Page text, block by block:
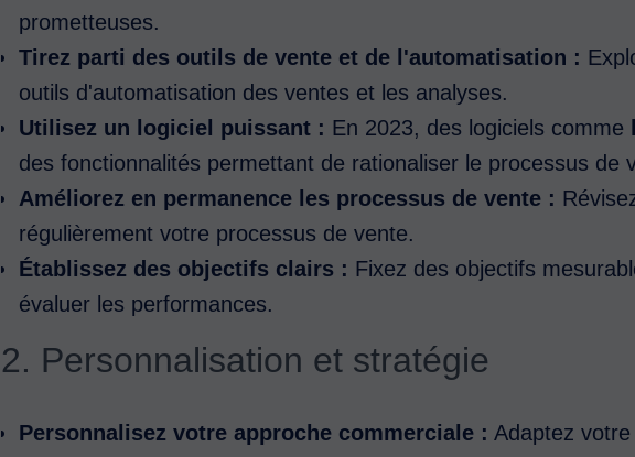
prometteuses.
Tirez parti des outils de vente et de l'automatisation :
outils d'automatisation des ventes et les analyses.
Utilisez un logiciel puissant : En 2023, des logiciels comme
des fonctionnalités permettant de rationaliser le processus de
Améliorez en permanence les processus de vente :
régulièrement votre processus de vente.
Établissez des objectifs clairs : Fixez des objectifs
évaluer les performances.
2. Personnalisation et stratégie
Personnalisez votre approche commerciale : Adaptez